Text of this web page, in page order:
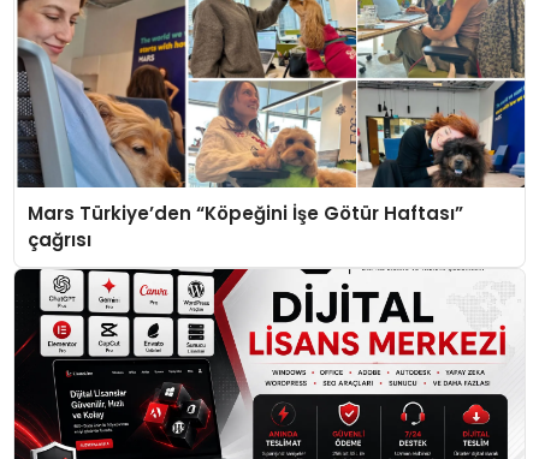
Mars Türkiye’den “Köpeğini İşe Götür Haftası”
çağrısı